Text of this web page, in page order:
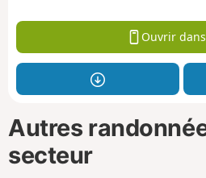
Ouvrir
Autres
secteur